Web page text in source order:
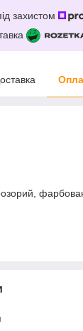
захистом